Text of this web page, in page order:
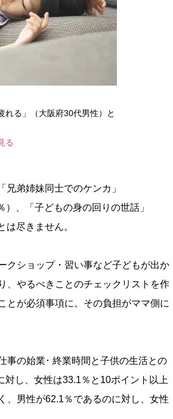
れる」（大阪府30代男性）と
る
弟姉妹同士でのケンカ」
、「子どもの身の回りの世話」
は尽きません。
ショップ・習い事など子どもが出か
、やるべきことのチェックリストを作
とが必須事項に。その負担がママ側に
の始業･ 終業時間と子供の生活との
し、女性は33.1％と10ポイント以上
、男性が62.1％であるのに対し、女性